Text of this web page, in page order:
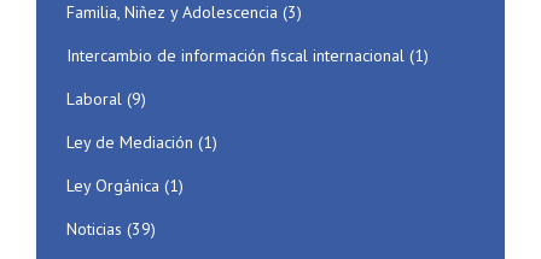
Familia, Niñez y Adolescencia (3)
Intercambio de información fiscal internacional (1)
Laboral (9)
Ley de Mediación (1)
Ley Orgánica (1)
Noticias (39)